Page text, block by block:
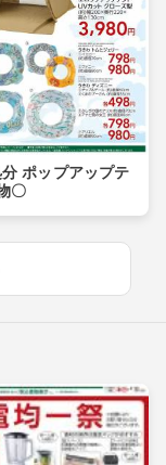
ポップアップテ
〇